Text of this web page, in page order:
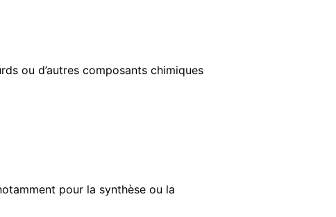
ou d’autres composants chimiques
pour la synthèse ou la